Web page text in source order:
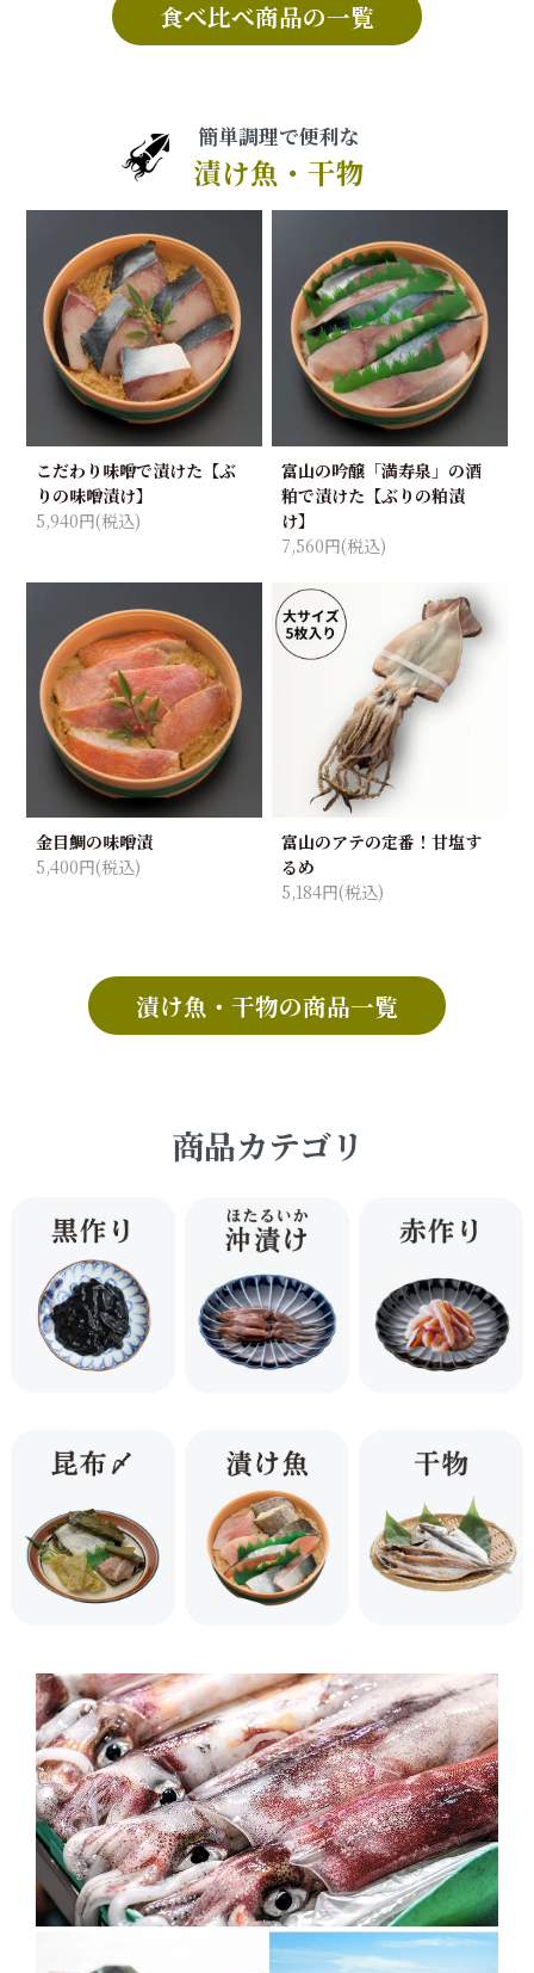
食べ比べ商品の一覧
簡単調理で便利な
漬け魚・干物
こだわり味噌で漬けた【ぶ
りの味噌漬け】
5,940円(税込)
富山の吟醸「満寿泉」の酒
粕で漬けた【ぶりの粕漬
け】
7,560円(税込)
金目鯛の味噌漬
5,400円(税込)
富山のアテの定番！甘塩す
るめ
5,184円(税込)
漬け魚・干物の商品一覧
商品カテゴリ